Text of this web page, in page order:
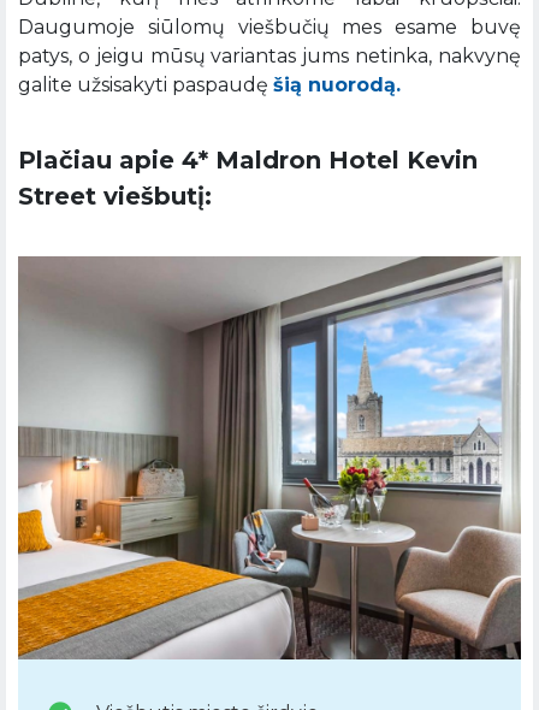
Daugumoje siūlomų viešbučių mes esame buvę
patys, o jeigu mūsų variantas jums netinka, nakvynę
galite užsisakyti paspaudę šią nuorodą.
Plačiau apie 4* Maldron Hotel Kevin
Street viešbutį: